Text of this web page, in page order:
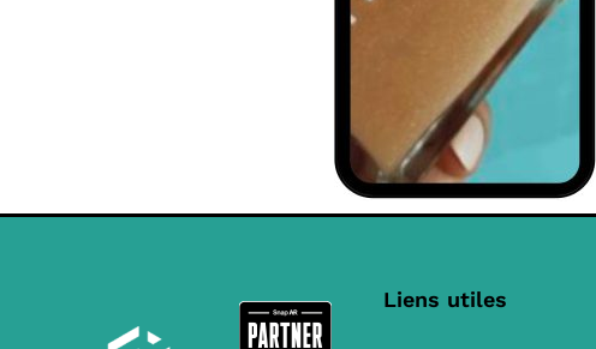
Liens utiles